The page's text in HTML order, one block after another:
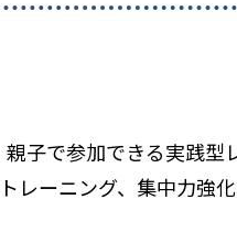
子で参加できる実践
レーニング、集中力強